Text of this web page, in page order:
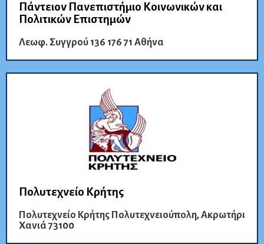
Πάντειον Πανεπιστήμιο Κοινωνικών και
Πολιτικών Επιστημών
Λεωφ. Συγγρού 136 176 71 Αθήνα
Πολυτεχνείο Κρήτης
Πολυτεχνείο Κρήτης Πολυτεχνειούπολη, Ακρωτήρι
Χανιά 73100